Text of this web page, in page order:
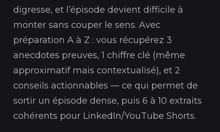
digresse, et l’épisode devient difficile à
monter sans couper le sens. Avec
préparation A à Z : vous récupérez 3
anecdotes preuves, 1 chiffre clé (même
approximatif mais contextualisé), et 2
conseils actionnables — ce qui permet de
sortir un épisode dense, puis 6 à 10 extraits
cohérents pour LinkedIn/YouTube Shorts.